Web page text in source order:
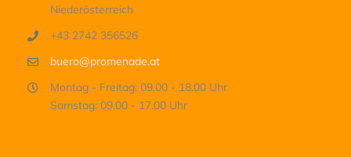
Niederösterreich
+43 2742 356526
buero@promenade.at
Montag - Freitag: 09.00 - 18.00 Uhr
Samstag: 09.00 - 17.00 Uhr